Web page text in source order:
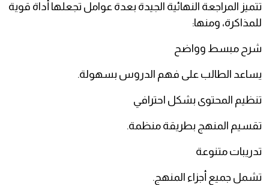
المراجعة النهائية الجيدة بعدة عوامل تجعلها أداة قوية
ومنها:
مبسط وواضح
الطالب على فهم الدروس بسهولة.
المحتوى بشكل احترافي
المنهج بطريقة منظمة.
متنوعة
جميع أجزاء المنهج.